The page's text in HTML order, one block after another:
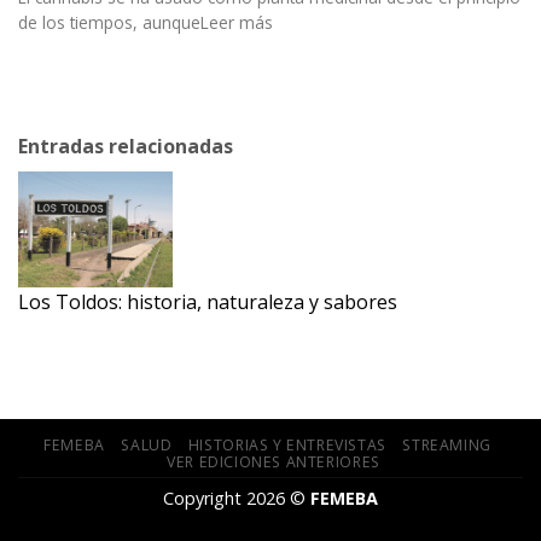
de los tiempos, aunqueLeer más
Entradas relacionadas
Los Toldos: historia, naturaleza y sabores
FEMEBA SALUD HISTORIAS Y ENTREVISTAS
STREAMING
VER EDICIONES ANTERIORES
Copyright 2026 © FEMEBA